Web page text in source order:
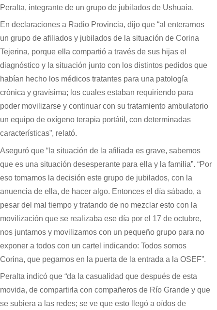
Peralta, integrante de un grupo de jubilados de Ushuaia.
En declaraciones a Radio Provincia, dijo que “al enterarnos
un grupo de afiliados y jubilados de la situación de Corina
Tejerina, porque ella compartió a través de sus hijas el
diagnóstico y la situación junto con los distintos pedidos que
habían hecho los médicos tratantes para una patología
crónica y gravísima; los cuales estaban requiriendo para
poder movilizarse y continuar con su tratamiento ambulatorio
un equipo de oxígeno terapia portátil, con determinadas
características”, relató.
Aseguró que “la situación de la afiliada es grave, sabemos
que es una situación desesperante para ella y la familia”. “Por
eso tomamos la decisión este grupo de jubilados, con la
anuencia de ella, de hacer algo. Entonces el día sábado, a
pesar del mal tiempo y tratando de no mezclar esto con la
movilización que se realizaba ese día por el 17 de octubre,
nos juntamos y movilizamos con un pequeño grupo para no
exponer a todos con un cartel indicando: Todos somos
Corina, que pegamos en la puerta de la entrada a la OSEF”.
Peralta indicó que “da la casualidad que después de esta
movida, de compartirla con compañeros de Río Grande y que
se subiera a las redes; se ve que esto llegó a oídos de